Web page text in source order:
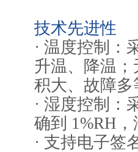
技术先进性
· 温度控制：
升温、降温
积大、故障
· 湿度控制：
确到 1%RH，
· 支持电子签